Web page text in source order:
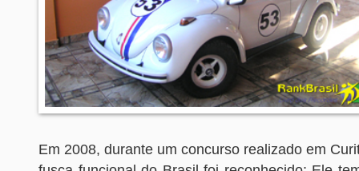
Em 2008, durante um concurso realizado em